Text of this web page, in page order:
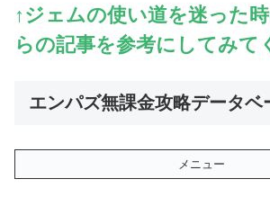
↑ジェムの使い道を迷った
らの記事を参考にしてみて
エンパズ無課金攻略データベ
メニュー